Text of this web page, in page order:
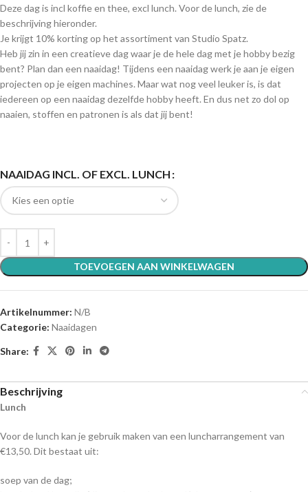
Deze dag is incl koffie en thee, excl lunch. Voor de lunch, zie de
beschrijving hieronder.
Je krijgt 10% korting op het assortiment van Studio Spatz.
Heb jij zin in een creatieve dag waar je de hele dag met je hobby bezig
bent? Plan dan een naaidag! Tijdens een naaidag werk je aan je eigen
projecten op je eigen machines. Maar wat nog veel leuker is, is dat
iedereen op een naaidag dezelfde hobby heeft. En dus net zo dol op
naaien, stoffen en patronen is als dat jij bent!
NAAIDAG INCL. OF EXCL. LUNCH
TOEVOEGEN AAN WINKELWAGEN
Artikelnummer: N/B
Categorie: Naaidagen
Share:
Beschrijving
Lunch
Voor de lunch kan je gebruik maken van een luncharrangement van
€13,50. Dit bestaat uit:
soep van de dag;